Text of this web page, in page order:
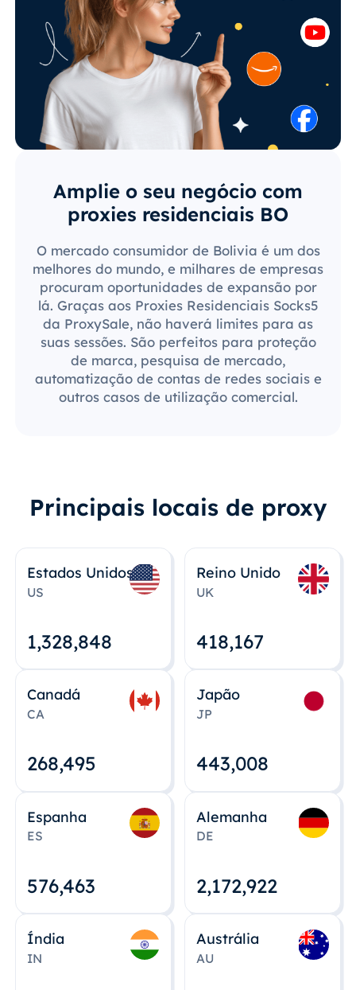
Amplie o seu negócio com
proxies residenciais BO
O mercado consumidor de Bolivia é um dos
melhores do mundo, e milhares de empresas
procuram oportunidades de expansão por
lá. Graças aos Proxies Residenciais Socks5
da ProxySale, não haverá limites para as
suas sessões. São perfeitos para proteção
de marca, pesquisa de mercado,
automatização de contas de redes sociais e
outros casos de utilização comercial.
Principais locais de proxy
Estados Unidos
US
1,328,848
Reino Unido
UK
418,167
Canadá
CA
268,495
Japão
JP
443,008
Espanha
ES
576,463
Alemanha
DE
2,172,922
Índia
IN
Austrália
AU